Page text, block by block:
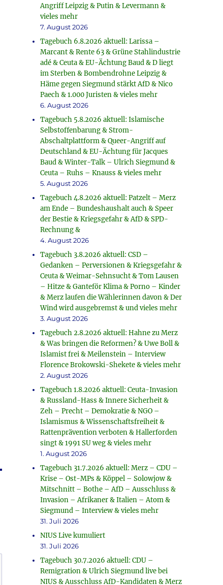
Angriff Leipzig & Putin & Levermann &
vieles mehr
7. August 2026
Tagebuch 6.8.2026 aktuell: Larissa –
Marcant & Rente 63 & Grüne Stahlindustrie
adé & Ceuta & EU-Ächtung Baud & D liegt
im Sterben & Bombendrohne Leipzig &
Häme gegen Siegmund stärkt AfD & Nico
Paech & 1.000 Juristen & vieles mehr
6. August 2026
Tagebuch 5.8.2026 aktuell: Islamische
Selbstoffenbarung & Strom-
Abschaltplattform & Queer-Angriff auf
Deutschland & EU-Ächtung für Jacques
Baud & Winter-Talk – Ulrich Siegmund &
Ceuta – Ruhs – Knauss & vieles mehr
5. August 2026
Tagebuch 4.8.2026 aktuell: Patzelt – Merz
am Ende – Bundeshaushalt auch & Speer
der Bestie & Kriegsgefahr & AfD & SPD-
Rechnung &
4. August 2026
Tagebuch 3.8.2026 aktuell: CSD –
Gedanken – Perversionen & Kriegsgefahr &
Ceuta & Weimar-Sehnsucht & Tom Lausen
– Hitze & Ganteför Klima & Porno – Kinder
& Merz laufen die Wählerinnen davon & Der
Wind wird ausgebremst & und vieles mehr
3. August 2026
Tagebuch 2.8.2026 aktuell: Hahne zu Merz
& Was bringen die Reformen? & Uwe Boll &
Islamist frei & Meilenstein – Interview
Florence Brokowski-Shekete & vieles mehr
2. August 2026
Tagebuch 1.8.2026 aktuell: Ceuta-Invasion
& Russland-Hass & Innere Sicherheit &
Zeh – Precht – Demokratie & NGO –
Islamismus & Wissenschaftsfreiheit &
Rattenprävention verboten & Hallerforden
singt & 1991 SU weg & vieles mehr
1. August 2026
Tagebuch 31.7.2026 aktuell: Merz – CDU –
Krise – Ost-MPs & Köppel – Solowjow &
Mitschnitt – Bothe – AfD – Ausschluss &
Invasion – Afrikaner & Italien – Atom &
Siegmund – Interview & vieles mehr
31. Juli 2026
NIUS Live kumuliert
31. Juli 2026
Tagebuch 30.7.2026 aktuell: CDU –
Remigration & Ulrich Siegmund live bei
NIUS & Ausschluss AfD-Kandidaten & Merz